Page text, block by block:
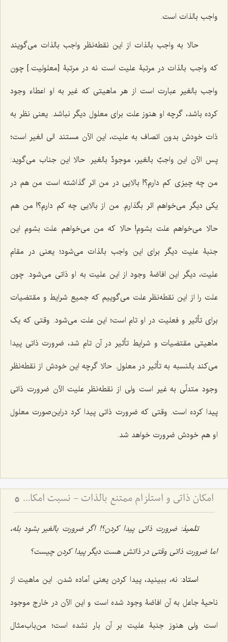
واجب بالذات است.
حالا به واجب بالذات از این نقطه‌نظر واجب بالذات مى‌گویند
که واجب بالذات در مرتبۀ علیت است نه در مرتبۀ [معلولیت.] چون
واجب بالغیر عبارت است از هر ماهیتى که غیر به او اعطاء وجود
کرده باشد، گرچه او هنوز علت براى معلول دیگر نباشد. یعنى نظر به
ذات خودش بدون اتصاف به علیت، این الآن مستند الى الغیر است؛
پس الآن این واجبٌ بالغیر، موجودٌ بالغیر. حالا این جناب مى‌گوید:
من چه چیزى کم دارم؟! بالایى در من اثر گذاشته است من هم در
یکى دیگر مى‌خواهم اثر بگذارم. من از بالایی چه کم دارم؟! من هم
حالا مى‌خواهم علت بشوم! حالا که من مى‌خواهم علت بشوم این
جنبۀ علیت دیگر براى این واجب بالذات می‌شود؛ یعنى در مقام
علیت، دیگر این افاضۀ وجود از این علیت به او ذاتی مى‌شود. چون
علت را از این نقطه‌نظر علت مى‌گوییم که جمیع شرایط و مقتضیات
براى تأثیر و فعلیت در او تام است؛ این علت می‌شود. وقتى ‌که یک
ماهیتى مقتضیات و شرایط تأثیر در آن تام شد، ضرورت ذاتى پیدا
مى‌کند بالنسبه به تأثیر در معلول. حالا گرچه این خودش از نقطه‌نظر
وجود متدلّى به غیر است ولى از نقطه‌نظر علیت الآن ضرورت ذاتى
پیدا کرده است. وقتى‌ که ضرورت ذاتى پیدا کرد دراین‌صورت معلول
او هم خودش ضرورت خواهد شد.
امکان ذاتی و استلزام ممتنع بالذات - نسبت امکان با وجوب و امتناع در فلسفه اسلامی 5
تلمیذ: ضرورت ذاتى پیدا کردن؟! اگر ضرورت بالغیر بشود بله،
اما ضرورت ذاتى وقتى در ذاتش هست دیگر پیدا کردن چیست؟
استاد: نه، ببینید، پیدا کردن یعنى آماده شدن. این ماهیت از
ناحیۀ جاعل به آن افاضۀ وجود شده است و این الآن در خارج موجود
است ولى هنوز جنبۀ علیت بر آن بار نشده است؛ من‌باب‌مثال